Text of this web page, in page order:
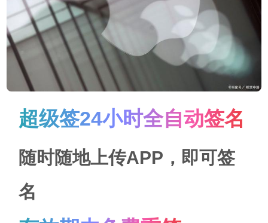
超级签24小时全自动签名
随时随地上传APP，即可签
名